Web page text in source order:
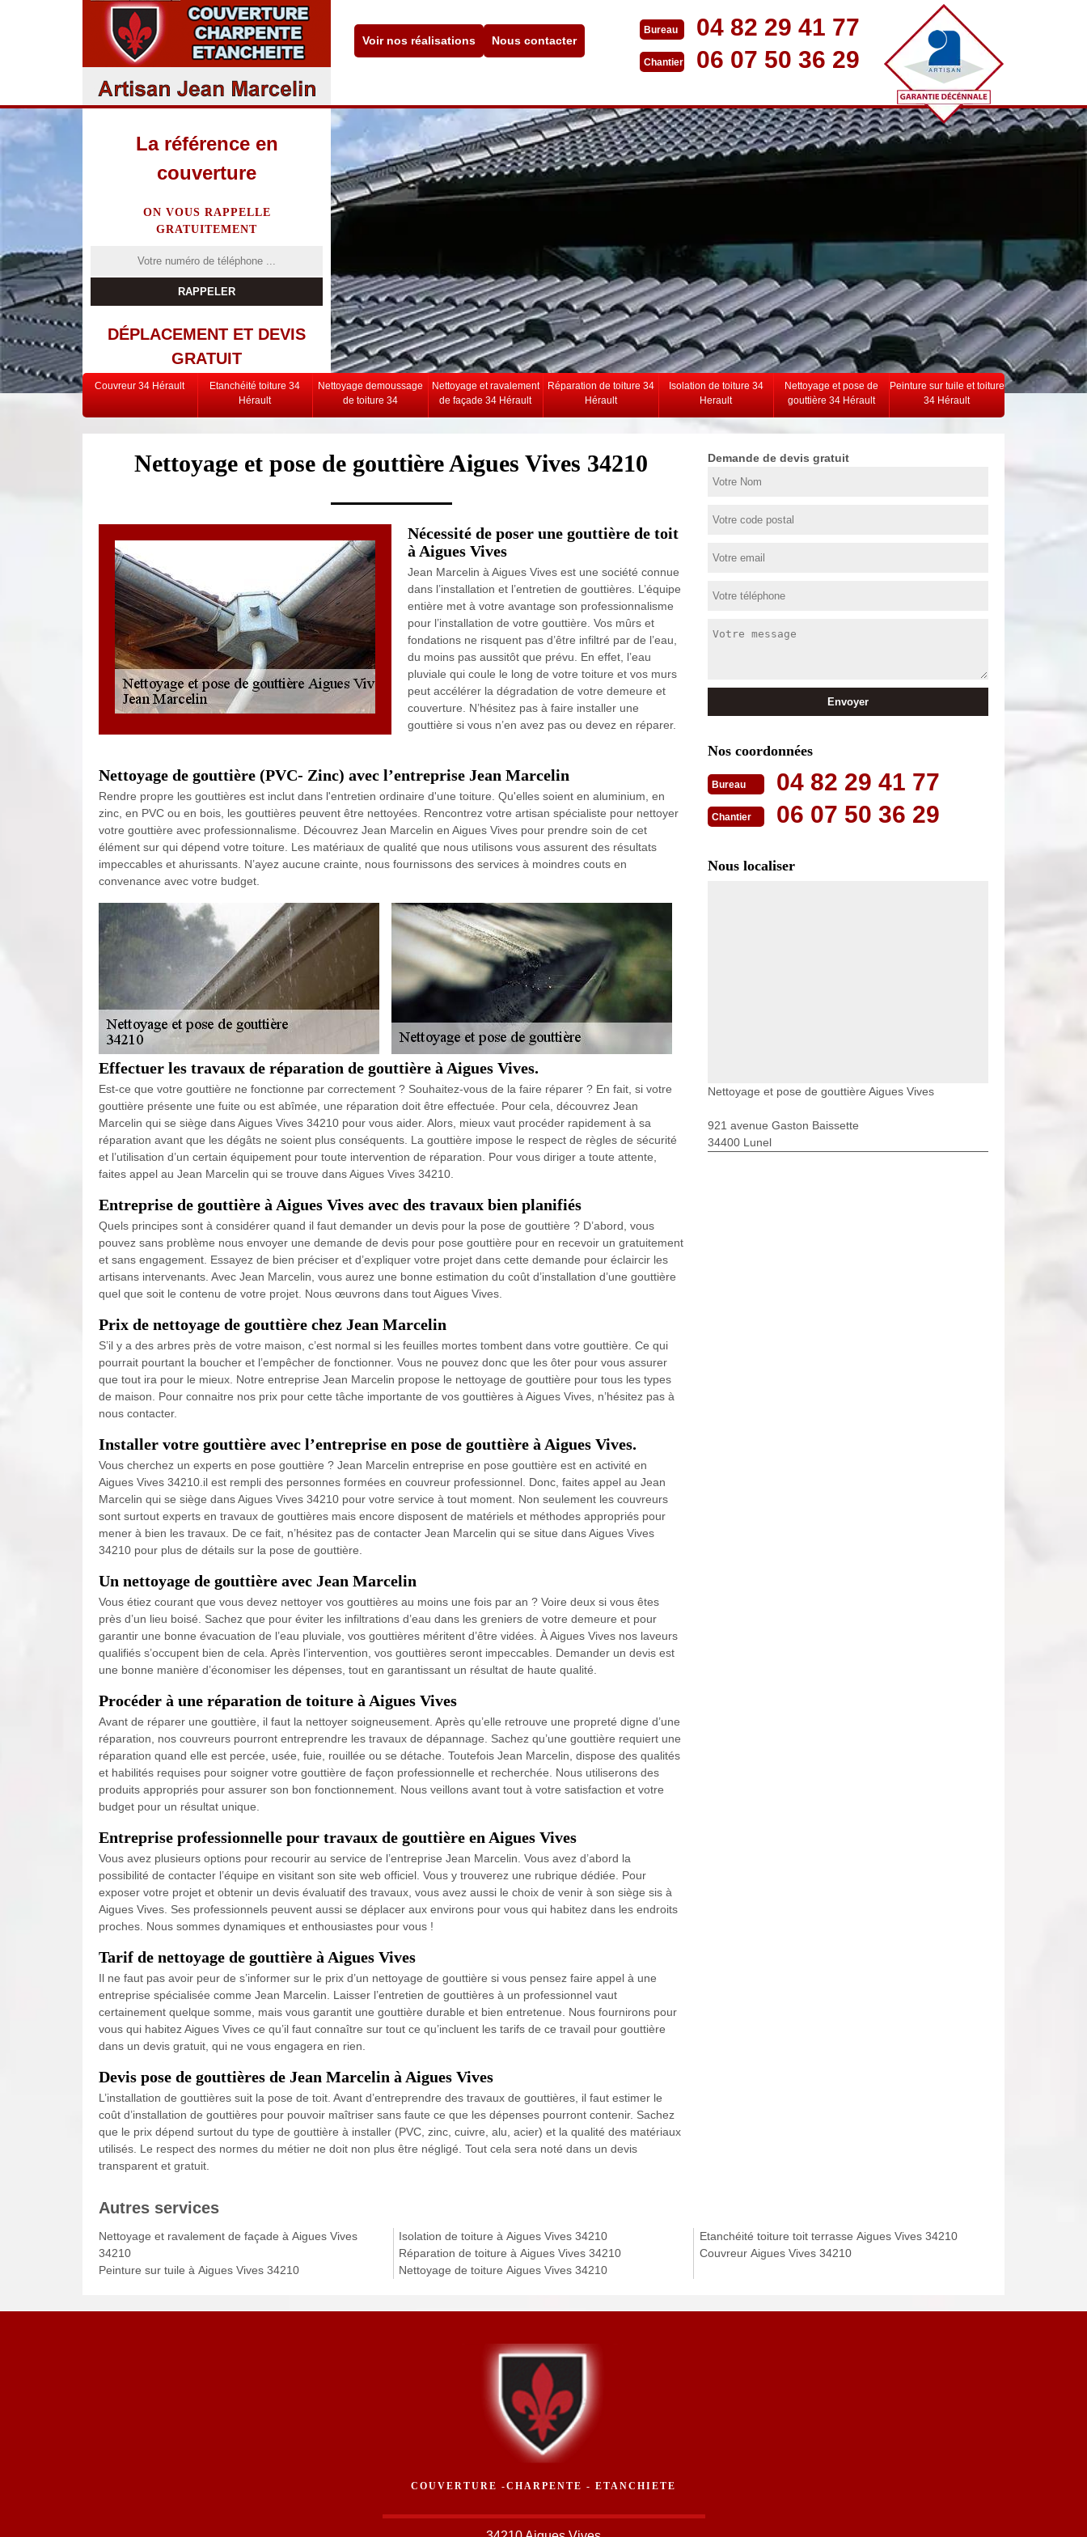
Voir nos réalisations Nous contacter
Bureau 04 82 29 41 77
Chantier 06 07 50 36 29
La référence en
couverture
ON VOUS RAPPELLE
GRATUITEMENT
DÉPLACEMENT ET DEVIS
GRATUIT
Couvreur 34 Hérault
Etanchéité toiture 34
Hérault
Nettoyage demoussage
de toiture 34
Nettoyage et ravalement
de façade 34 Hérault
Réparation de toiture 34
Hérault
Isolation de toiture 34
Herault
Nettoyage et pose de
gouttière 34 Hérault
Peinture sur tuile et toiture
34 Hérault
Nettoyage et pose de gouttière Aigues Vives 34210
Nécessité de poser une gouttière de toit
à Aigues Vives
Jean Marcelin à Aigues Vives est une société connue
dans l’installation et l’entretien de gouttières. L’équipe
entière met à votre avantage son professionnalisme
pour l’installation de votre gouttière. Vos mûrs et
fondations ne risquent pas d’être infiltré par de l’eau,
du moins pas aussitôt que prévu. En effet, l’eau
pluviale qui coule le long de votre toiture et vos murs
peut accélérer la dégradation de votre demeure et
couverture. N’hésitez pas à faire installer une
gouttière si vous n’en avez pas ou devez en réparer.
Nettoyage de gouttière (PVC- Zinc) avec l’entreprise Jean Marcelin
Rendre propre les gouttières est inclut dans l'entretien ordinaire d'une toiture. Qu'elles soient en aluminium, en
zinc, en PVC ou en bois, les gouttières peuvent être nettoyées. Rencontrez votre artisan spécialiste pour nettoyer
votre gouttière avec professionnalisme. Découvrez Jean Marcelin en Aigues Vives pour prendre soin de cet
élément sur qui dépend votre toiture. Les matériaux de qualité que nous utilisons vous assurent des résultats
impeccables et ahurissants. N’ayez aucune crainte, nous fournissons des services à moindres couts en
convenance avec votre budget.
Effectuer les travaux de réparation de gouttière à Aigues Vives.
Est-ce que votre gouttière ne fonctionne par correctement ? Souhaitez-vous de la faire réparer ? En fait, si votre
gouttière présente une fuite ou est abîmée, une réparation doit être effectuée. Pour cela, découvrez Jean
Marcelin qui se siège dans Aigues Vives 34210 pour vous aider. Alors, mieux vaut procéder rapidement à sa
réparation avant que les dégâts ne soient plus conséquents. La gouttière impose le respect de règles de sécurité
et l’utilisation d’un certain équipement pour toute intervention de réparation. Pour vous diriger a toute attente,
faites appel au Jean Marcelin qui se trouve dans Aigues Vives 34210.
Entreprise de gouttière à Aigues Vives avec des travaux bien planifiés
Quels principes sont à considérer quand il faut demander un devis pour la pose de gouttière ? D’abord, vous
pouvez sans problème nous envoyer une demande de devis pour pose gouttière pour en recevoir un gratuitement
et sans engagement. Essayez de bien préciser et d’expliquer votre projet dans cette demande pour éclaircir les
artisans intervenants. Avec Jean Marcelin, vous aurez une bonne estimation du coût d’installation d’une gouttière
quel que soit le contenu de votre projet. Nous œuvrons dans tout Aigues Vives.
Prix de nettoyage de gouttière chez Jean Marcelin
S’il y a des arbres près de votre maison, c’est normal si les feuilles mortes tombent dans votre gouttière. Ce qui
pourrait pourtant la boucher et l’empêcher de fonctionner. Vous ne pouvez donc que les ôter pour vous assurer
que tout ira pour le mieux. Notre entreprise Jean Marcelin propose le nettoyage de gouttière pour tous les types
de maison. Pour connaitre nos prix pour cette tâche importante de vos gouttières à Aigues Vives, n’hésitez pas à
nous contacter.
Installer votre gouttière avec l’entreprise en pose de gouttière à Aigues Vives.
Vous cherchez un experts en pose gouttière ? Jean Marcelin entreprise en pose gouttière est en activité en
Aigues Vives 34210.il est rempli des personnes formées en couvreur professionnel. Donc, faites appel au Jean
Marcelin qui se siège dans Aigues Vives 34210 pour votre service à tout moment. Non seulement les couvreurs
sont surtout experts en travaux de gouttières mais encore disposent de matériels et méthodes appropriés pour
mener à bien les travaux. De ce fait, n’hésitez pas de contacter Jean Marcelin qui se situe dans Aigues Vives
34210 pour plus de détails sur la pose de gouttière.
Un nettoyage de gouttière avec Jean Marcelin
Vous étiez courant que vous devez nettoyer vos gouttières au moins une fois par an ? Voire deux si vous êtes
près d’un lieu boisé. Sachez que pour éviter les infiltrations d’eau dans les greniers de votre demeure et pour
garantir une bonne évacuation de l’eau pluviale, vos gouttières méritent d’être vidées. À Aigues Vives nos laveurs
qualifiés s’occupent bien de cela. Après l’intervention, vos gouttières seront impeccables. Demander un devis est
une bonne manière d’économiser les dépenses, tout en garantissant un résultat de haute qualité.
Procéder à une réparation de toiture à Aigues Vives
Avant de réparer une gouttière, il faut la nettoyer soigneusement. Après qu’elle retrouve une propreté digne d’une
réparation, nos couvreurs pourront entreprendre les travaux de dépannage. Sachez qu’une gouttière requiert une
réparation quand elle est percée, usée, fuie, rouillée ou se détache. Toutefois Jean Marcelin, dispose des qualités
et habilités requises pour soigner votre gouttière de façon professionnelle et recherchée. Nous utiliserons des
produits appropriés pour assurer son bon fonctionnement. Nous veillons avant tout à votre satisfaction et votre
budget pour un résultat unique.
Entreprise professionnelle pour travaux de gouttière en Aigues Vives
Vous avez plusieurs options pour recourir au service de l’entreprise Jean Marcelin. Vous avez d’abord la
possibilité de contacter l’équipe en visitant son site web officiel. Vous y trouverez une rubrique dédiée. Pour
exposer votre projet et obtenir un devis évaluatif des travaux, vous avez aussi le choix de venir à son siège sis à
Aigues Vives. Ses professionnels peuvent aussi se déplacer aux environs pour vous qui habitez dans les endroits
proches. Nous sommes dynamiques et enthousiastes pour vous !
Tarif de nettoyage de gouttière à Aigues Vives
Il ne faut pas avoir peur de s’informer sur le prix d’un nettoyage de gouttière si vous pensez faire appel à une
entreprise spécialisée comme Jean Marcelin. Laisser l’entretien de gouttières à un professionnel vaut
certainement quelque somme, mais vous garantit une gouttière durable et bien entretenue. Nous fournirons pour
vous qui habitez Aigues Vives ce qu’il faut connaître sur tout ce qu’incluent les tarifs de ce travail pour gouttière
dans un devis gratuit, qui ne vous engagera en rien.
Devis pose de gouttières de Jean Marcelin à Aigues Vives
L’installation de gouttières suit la pose de toit. Avant d’entreprendre des travaux de gouttières, il faut estimer le
coût d’installation de gouttières pour pouvoir maîtriser sans faute ce que les dépenses pourront contenir. Sachez
que le prix dépend surtout du type de gouttière à installer (PVC, zinc, cuivre, alu, acier) et la qualité des matériaux
utilisés. Le respect des normes du métier ne doit non plus être négligé. Tout cela sera noté dans un devis
transparent et gratuit.
Demande de devis gratuit
Nos coordonnées
Bureau 04 82 29 41 77
Chantier 06 07 50 36 29
Nous localiser
Nettoyage et pose de gouttière Aigues Vives
921 avenue Gaston Baissette
34400 Lunel
Autres services
Nettoyage et ravalement de façade à Aigues Vives
34210
Peinture sur tuile à Aigues Vives 34210
Isolation de toiture à Aigues Vives 34210
Réparation de toiture à Aigues Vives 34210
Nettoyage de toiture Aigues Vives 34210
Etanchéité toiture toit terrasse Aigues Vives 34210
Couvreur Aigues Vives 34210
COUVERTURE -CHARPENTE - ETANCHIETE